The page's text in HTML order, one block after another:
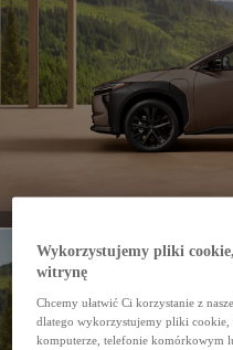
Wykorzystujemy pliki
witrynę
Chcemy ułatwić Ci korzystanie z
dlatego wykorzystujemy pliki cookie,
komputerze, telefonie komórkowym